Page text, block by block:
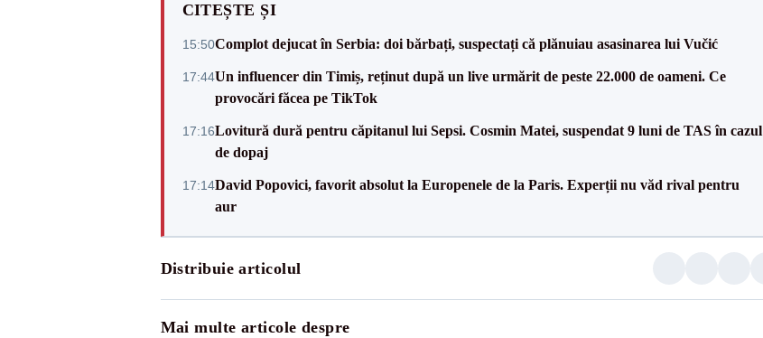
CITEȘTE ȘI
15:50Complot dejucat în Serbia: doi bărbați, suspectați că plănuiau asasinarea lui Vučić
17:44Un influencer din Timiș, reținut după un live urmărit de peste 22.000 de oameni. Ce
provocări făcea pe TikTok
17:16Lovitură dură pentru căpitanul lui Sepsi. Cosmin Matei, suspendat 9 luni de TAS în cazul
de dopaj
17:14David Popovici, favorit absolut la Europenele de la Paris. Experții nu văd rival pentru
aur
Distribuie articolul
Mai multe articole despre